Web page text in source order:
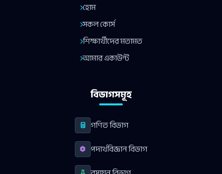
হোম
সকল কোর্স
শিক্ষার্থীদের মতামত
আমার একাউন্ট
বিভাগসমূহ
গণিত বিভাগ
পদার্থবিজ্ঞান বিভাগ